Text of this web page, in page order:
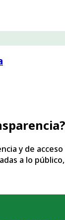
y de
a lo